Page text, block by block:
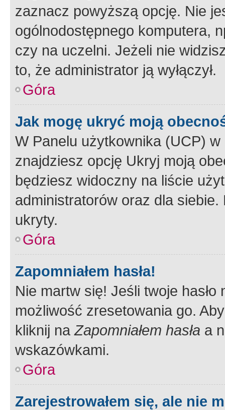
zaznacz powyższą opcję. Nie
ogólnodostępnego komputera,
czy na uczelni. Jeżeli nie
to, że administrator ją wyłączył.
Góra
Jak mogę ukryć moją
W Panelu użytkownika (UCP) w
znajdziesz opcję Ukryj moją
będziesz widoczny na liście
administratorów oraz dla
ukryty.
Góra
Zapomniałem hasła!
Nie martw się! Jeśli twoje
możliwość zresetowania go.
kliknij naZapomniałem hasła a
wskazówkami.
Góra
Zarejestrowałem się, ale nie